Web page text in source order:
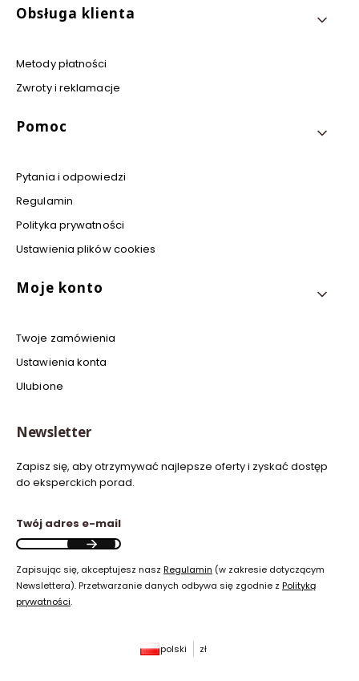
Obsługa klienta
Metody płatności
Zwroty i reklamacje
Pomoc
Pytania i odpowiedzi
Regulamin
Polityka prywatności
Ustawienia plików cookies
Moje konto
Twoje zamówienia
Ustawienia konta
Ulubione
Newsletter
Zapisz się, aby otrzymywać najlepsze oferty i zyskać dostęp
do eksperckich porad.
Twój adres e-mail
Zapisując się, akceptujesz nasz Regulamin (w zakresie dotyczącym
Newslettera). Przetwarzanie danych odbywa się zgodnie z Polityką
prywatności.
polski zł